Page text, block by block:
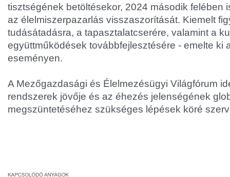
tisztségének betöltésekor, 2024 második felében
az élelmiszerpazarlás visszaszorítását. Kiemelt
tudásátadásra, a tapasztalatcserére, valamint a
együttműködések továbbfejlesztésére - emelte ki
eseményen.
A Mezőgazdasági és Élelmezésügyi Világfórum
rendszerek jövője és az éhezés jelenségének
megszüntetéséhez szükséges lépések köré